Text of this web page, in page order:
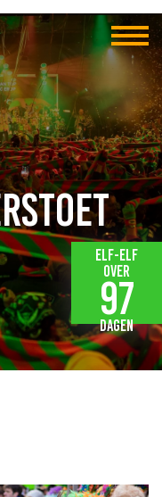
Elf-elf
over
97
dagen